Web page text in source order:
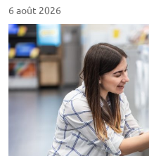
6 août 2026